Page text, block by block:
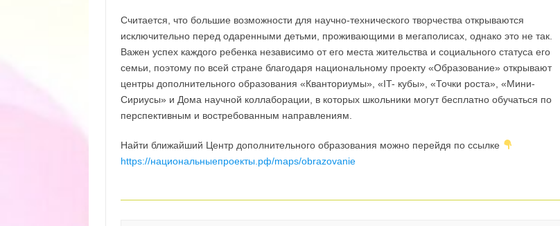
Считается, что большие возможности для научно-технического творчества открываются
исключительно перед одаренными детьми, проживающими в мегаполисах, однако это не так.
Важен успех каждого ребенка независимо от его места жительства и социального статуса его
семьи, поэтому по всей стране благодаря национальному проекту «Образование» открывают
центры дополнительного образования «Кванториумы», «IT- кубы», «Точки роста», «Мини-
Сириусы» и Дома научной коллаборации, в которых школьники могут бесплатно обучаться по
перспективным и востребованным направлениям.
Найти ближайший Центр дополнительного образования можно перейдя по ссылке
https://национальныепроекты.рф/maps/obrazovanie